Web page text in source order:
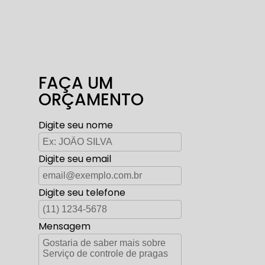
FAÇA UM
ORÇAMENTO
Digite seu nome
Digite seu email
Digite seu telefone
Mensagem